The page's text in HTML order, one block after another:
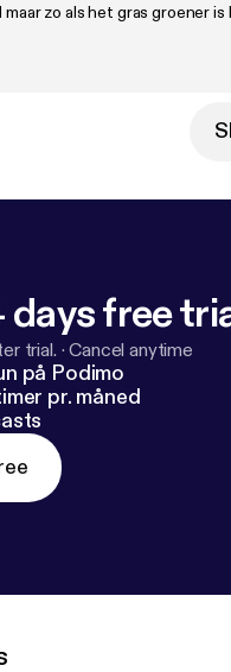
maar zo als het gras groener
days free
trial. ·Cancel anytime
på Podimo
pr. måned